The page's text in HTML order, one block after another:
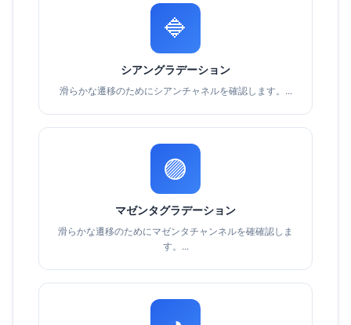
🔷
シアングラデーション
滑らかな遷移のためにシアンチャネルを確認します。...
🟣
マゼンタグラデーション
滑らかな遷移のためにマゼンタチャンネルを確確認しま
す。...